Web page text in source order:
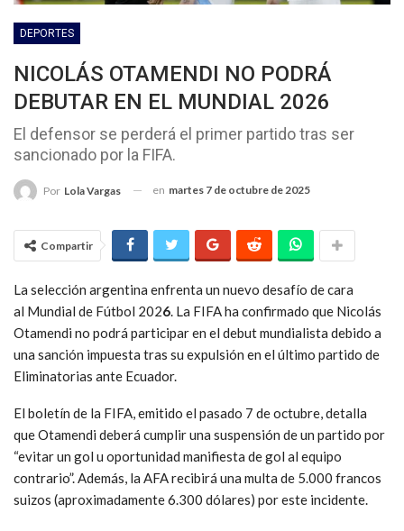
DEPORTES
NICOLÁS OTAMENDI NO PODRÁ
DEBUTAR EN EL MUNDIAL 2026
El defensor se perderá el primer partido tras ser
sancionado por la FIFA.
Por Lola Vargas en martes 7 de octubre de 2025
Compartir
La selección argentina enfrenta un nuevo desafío de cara
al Mundial de Fútbol 2026. La FIFA ha confirmado que Nicolás
Otamendi no podrá participar en el debut mundialista debido a
una sanción impuesta tras su expulsión en el último partido de
Eliminatorias ante Ecuador.
El boletín de la FIFA, emitido el pasado 7 de octubre, detalla
que Otamendi deberá cumplir una suspensión de un partido por
“evitar un gol u oportunidad manifiesta de gol al equipo
contrario”. Además, la AFA recibirá una multa de 5.000 francos
suizos (aproximadamente 6.300 dólares) por este incidente.